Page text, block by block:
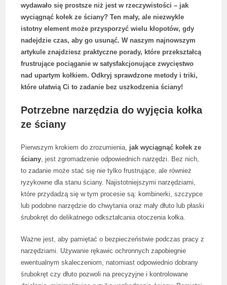
wydawało się prostsze niż jest w rzeczywistości – jak
wyciągnąć kołek ze ściany? Ten mały, ale niezwykle
istotny element może przysporzyć wielu kłopotów, gdy
nadejdzie czas, aby go usunąć. W naszym najnowszym
artykule znajdziesz praktyczne porady, które przekształcą
frustrujące pociąganie w satysfakcjonujące zwycięstwo
nad upartym kołkiem. Odkryj sprawdzone metody i triki,
które ułatwią Ci to zadanie bez uszkodzenia ściany!
Potrzebne narzędzia do wyjęcia kołka
ze ściany
Pierwszym krokiem do zrozumienia, jak wyciągnąć kołek ze
ściany, jest zgromadzenie odpowiednich narzędzi. Bez nich,
to zadanie może stać się nie tylko frustrujące, ale również
ryzykowne dla stanu ściany. Najistotniejszymi narzędziami,
które przydadzą się w tym procesie są: kombinerki, szczypce
lub podobne narzędzie do chwytania oraz mały dłuto lub płaski
śrubokręt do delikatnego odkształcania otoczenia kołka.
Ważne jest, aby pamiętać o bezpieczeństwie podczas pracy z
narzędziami. Używanie rękawic ochronnych zapobiegnie
ewentualnym skaleczeniom, natomiast odpowiednio dobrany
śrubokręt czy dłuto pozwoli na precyzyjne i kontrolowane